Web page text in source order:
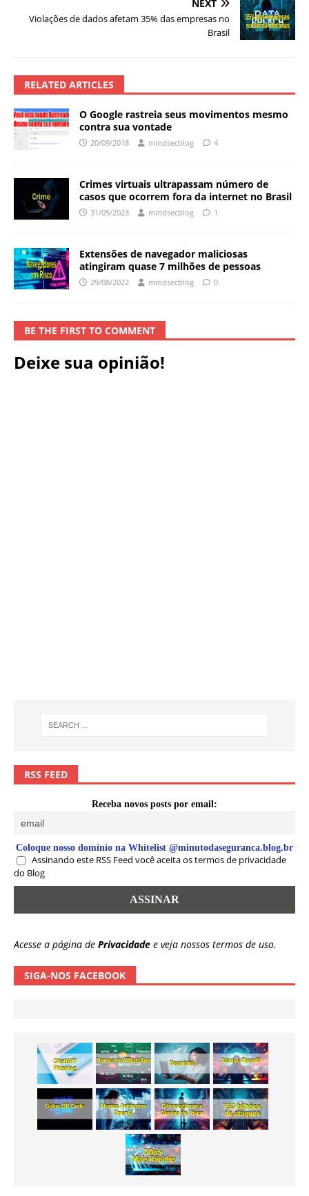
NEXT
Violações de dados afetam 35% das empresas no
Brasil
RELATED ARTICLES
O Google rastreia seus movimentos mesmo
contra sua vontade
20/09/2018 mindsecblog 4
Crimes virtuais ultrapassam número de
casos que ocorrem fora da internet no Brasil
31/05/2023 mindsecblog 1
Extensões de navegador maliciosas
atingiram quase 7 milhões de pessoas
29/08/2022 mindsecblog 0
BE THE FIRST TO COMMENT
Deixe sua opinião!
RSS FEED
Receba novos posts por email:
Coloque nosso domínio na Whitelist @minutodaseguranca.blog.br
Assinando este RSS Feed você aceita os termos de privacidade
do Blog
Acesse a página de Privacidade e veja nossos termos de uso.
SIGA-NOS FACEBOOK